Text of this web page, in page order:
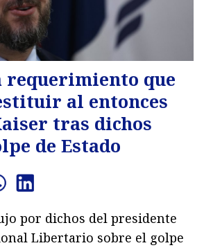
requerimiento que
al entonces
tras dichos
de Estado
por dichos del presidente
Libertario sobre el golpe